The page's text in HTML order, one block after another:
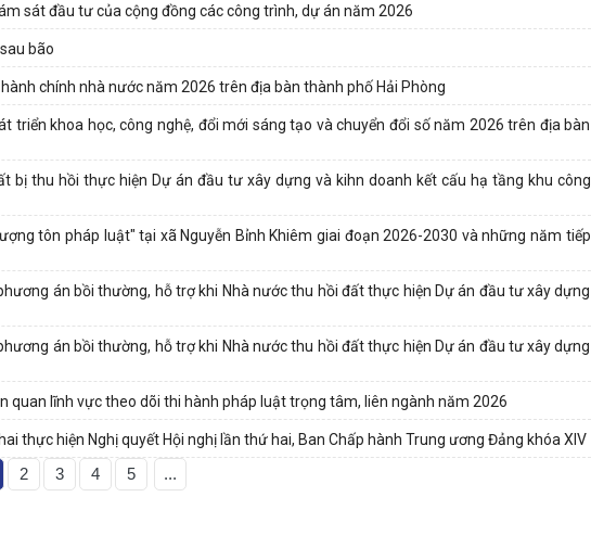
sát đầu tư của cộng đồng các công trình, dự án năm 2026
bão
chính nhà nước năm 2026 trên địa bàn thành phố Hải Phòng
triển khoa học, công nghệ, đổi mới sáng tạo và chuyển đổi số năm 2026 trên địa bàn
bị thu hồi thực hiện Dự án đầu tư xây dựng và kihn doanh kết cấu hạ tầng khu công
tôn pháp luật" tại xã Nguyễn Bỉnh Khiêm giai đoạn 2026-2030 và những năm tiếp
án bồi thường, hỗ trợ khi Nhà nước thu hồi đất thực hiện Dự án đầu tư xây dựng
án bồi thường, hỗ trợ khi Nhà nước thu hồi đất thực hiện Dự án đầu tư xây dựng
quan lĩnh vực theo dõi thi hành pháp luật trọng tâm, liên ngành năm 2026
thực hiện Nghị quyết Hội nghị lần thứ hai, Ban Chấp hành Trung ương Đảng khóa XIV
2 3 4 5 ...